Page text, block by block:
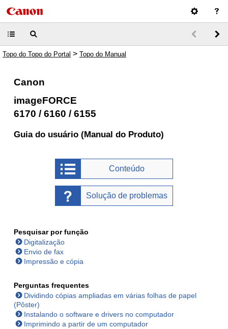
Topo do Topo do Portal > Topo do Manual
Canon
imageFORCE
6170 / 6160 / 6155
Guia do usuário (Manual do Produto)
Conteúdo
Solução de problemas
Pesquisar por função
Digitalização
Envio de fax
Impressão e cópia
Perguntas frequentes
Dividindo cópias ampliadas em várias folhas de papel
(Pôster)
Instalando o software e drivers no computador
Imprimindo a partir de um computador